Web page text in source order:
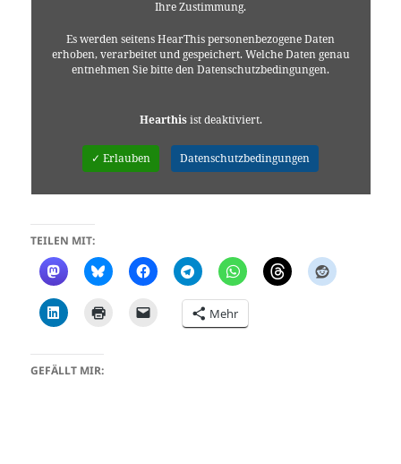
Ihre Zustimmung.
Es werden seitens HearThis personenbezogene Daten
erhoben, verarbeitet und gespeichert. Welche Daten genau
entnehmen Sie bitte den Datenschutzbedingungen.
Hearthisist deaktiviert.
✓ Erlauben Datenschutzbedingungen
TEILEN MIT:
Mehr
GEFÄLLT MIR: